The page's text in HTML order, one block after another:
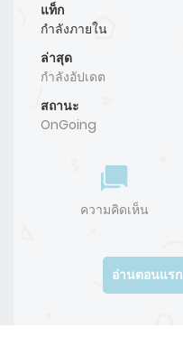
แท็ก
กำลังภายใน
ล่าสุด
กำลังอัปเดต
สถานะ
OnGoing
ความคิดเห็น
อ่านตอนแรก